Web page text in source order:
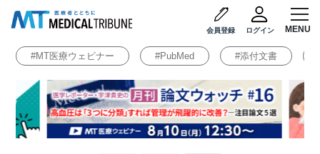
医療・医学ニュース メディカル
会員登録 ログイン
#MT医療ウェビナー #PubMed #添付文書